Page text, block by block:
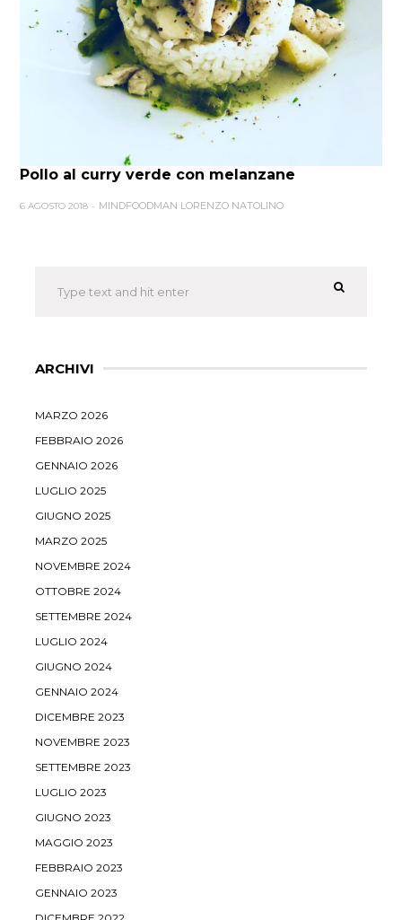
Pollo al curry verde con melanzane
6 AGOSTO 2018 MINDFOODMAN LORENZO NATOLINO
ARCHIVI
MARZO 2026
FEBBRAIO 2026
GENNAIO 2026
LUGLIO 2025
GIUGNO 2025
MARZO 2025
NOVEMBRE 2024
OTTOBRE 2024
SETTEMBRE 2024
LUGLIO 2024
GIUGNO 2024
GENNAIO 2024
DICEMBRE 2023
NOVEMBRE 2023
SETTEMBRE 2023
LUGLIO 2023
GIUGNO 2023
MAGGIO 2023
FEBBRAIO 2023
GENNAIO 2023